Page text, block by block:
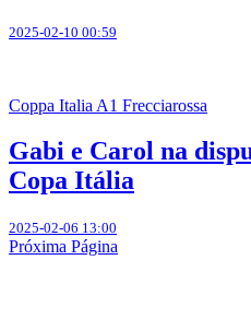
2025-02-10 00:59
Coppa Italia A1 Frecciarossa
Gabi e Carol na
Copa Itália
2025-02-06 13:00
Próxima Página